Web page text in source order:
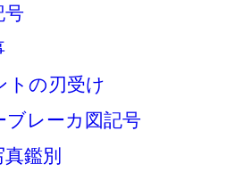
号
トの刃受け
ブレーカ図記号
鑑別